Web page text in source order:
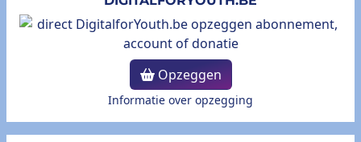
Opzeggen
Informatie over opzegging